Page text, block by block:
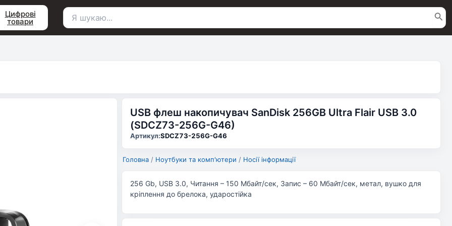
Цифрові
товари
Пошук
USB флеш накопичувач SanDisk 256GB Ultra Flair USB 3.0
(SDCZ73-256G-G46)
Артикул:SDCZ73-256G-G46
Головна / Ноутбуки та комп'ютери / Носії інформації
256 Gb, USB 3.0, Читання – 150 Мбайт/сек, Запис – 60 Мбайт/сек, метал, вушко для
кріплення до брелока, ударостійка